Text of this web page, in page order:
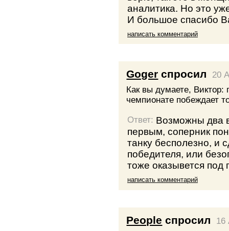
аналитика. Но это
И большое спасибо
написать комментарий
Goger спросил
20
Как вы думаете,
чемпионате побеждает
Ответ: Возможны два
первым, соперник
танку бесполезно, и
победителя, или
тоже оказывется под
написать комментарий
People спросил
16